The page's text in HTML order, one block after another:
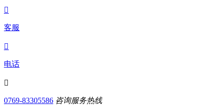

客服

电话

0769-83305586 咨询服务热线